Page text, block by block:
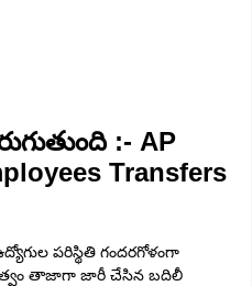
:- AP
Transfers
పరిస్థితి గందరగోళంగా
తాజాగా జారీ చేసిన బదిలీ